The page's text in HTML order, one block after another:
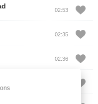
02:53
02:35
02:36